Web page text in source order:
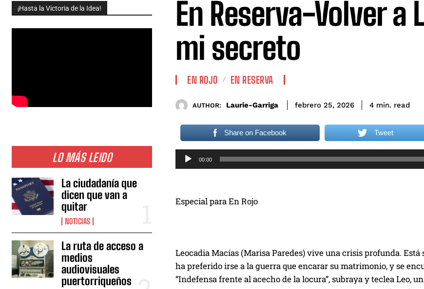
¡Hasta la Victoria de la Idea!
LO MÁS LEIDO
La ciudadanía que
dicen que van a
quitar
NOTICIAS
La ruta de acceso a
medios
audiovisuales
puertorriqueños
En Reserva-Volver a
mi secreto
EN ROJO EN RESERVA
AUTHOR: Laurie-Garriga febrero 25, 2026 4 min. read
Share on Facebook Tweet
e
o
c
t
o
00:00
Especial para En Rojo
Leocadia Macías (Marisa Paredes) vive una crisis profunda.
ha preferido irse a la guerra que encarar su matrimonio, y se
“Indefensa frente al acecho de la locura”, subraya y teclea Leo,